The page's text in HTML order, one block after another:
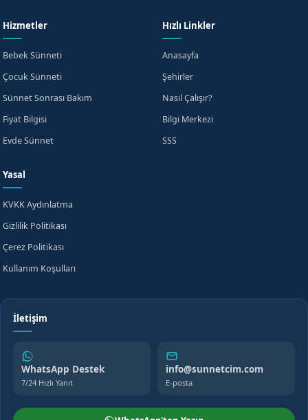
Hizmetler
Bebek Sünneti
Çocuk Sünneti
Sünnet Sonrası Bakım
Fiyat Bilgisi
Evde Sünnet
Hızlı Linkler
Anasayfa
Şehirler
Nasıl Çalışır?
Bilgi Merkezi
SSS
Yasal
KVKK Aydınlatma
Gizlilik Politikası
Çerez Politikası
Kullanım Koşulları
İletişim
WhatsApp Destek
7/24 Hızlı Yanıt
info@sunnetcim.com
E-posta